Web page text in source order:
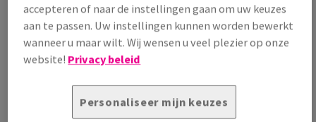
OP VOORRAAD
Verpakkingsaantallen
Pak
accepteren of naar de instellingen gaan om uw keuzes
aan te passen. Uw instellingen kunnen worden bewerkt
wanneer u maar wilt. Wij wensen u veel plezier op onze
website! Privacy beleid
Personaliseer mijn keuzes